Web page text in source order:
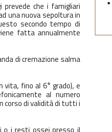
prevede che i famigliari
una nuova sepoltura in
secondo tempo di
fatta annualmente
di cremazione salma
vita, fino al 6° grado), e
al numero
corso di validità di tutti i